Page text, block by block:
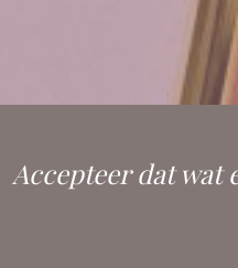
Accepteer dat wat